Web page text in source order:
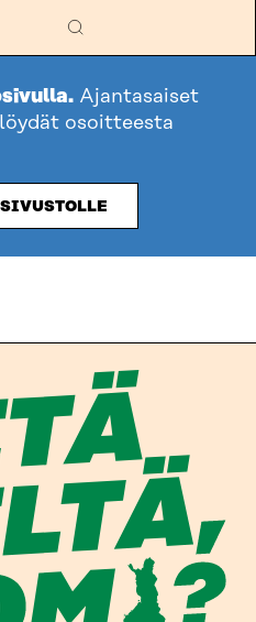
Hae
Ajantasaiset
osoitteesta